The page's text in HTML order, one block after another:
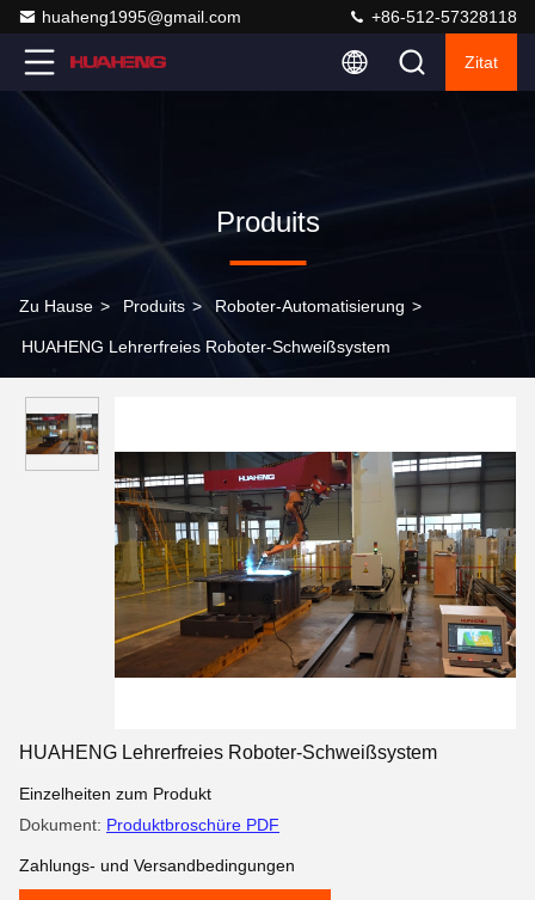
huaheng1995@gmail.com +86-512-57328118
Zitat
Produits
Zu Hause > Produits > Roboter-Automatisierung >
HUAHENG Lehrerfreies Roboter-Schweißsystem
HUAHENG Lehrerfreies Roboter-Schweißsystem
Einzelheiten zum Produkt
Dokument: Produktbroschüre PDF
Zahlungs- und Versandbedingungen